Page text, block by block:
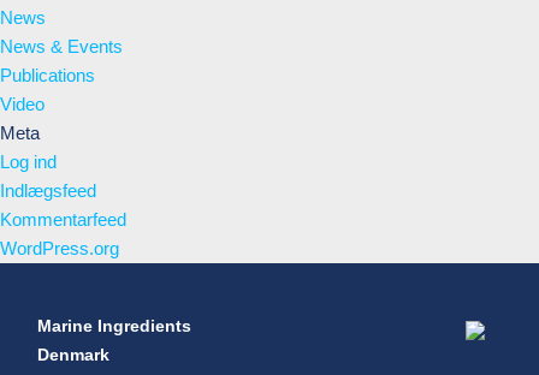
News
News & Events
Publications
Video
Meta
Log ind
Indlægsfeed
Kommentarfeed
WordPress.org
Marine Ingredients
Denmark